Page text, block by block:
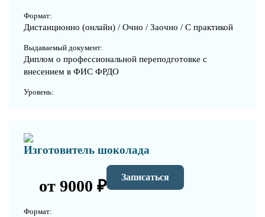
Формат:
Дистанционно (онлайн) / Очно / Заочно / С практикой
Выдаваемый документ:
Диплом о профессиональной переподготовке с
внесением в ФИС ФРДО
Уровень:
Изготовитель шоколада
от 9000 ₽ Записаться
Формат: